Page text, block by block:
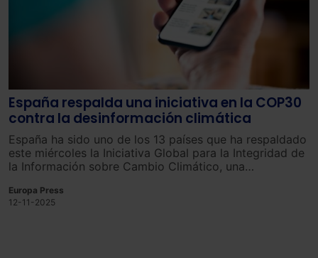
España respalda una iniciativa en la COP30
contra la desinformación climática
España ha sido uno de los 13 países que ha respaldado
este miércoles la Iniciativa Global para la Integridad de
la Información sobre Cambio Climático, una
que busca promover información precisa y basada en
pruebas sobre cuestiones climáticas.
Europa Press
12-11-2025